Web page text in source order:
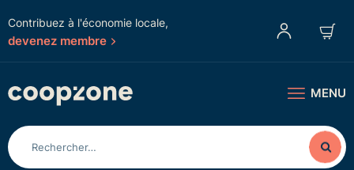
Contribuez à l'économie locale,
devenez membre
MENU